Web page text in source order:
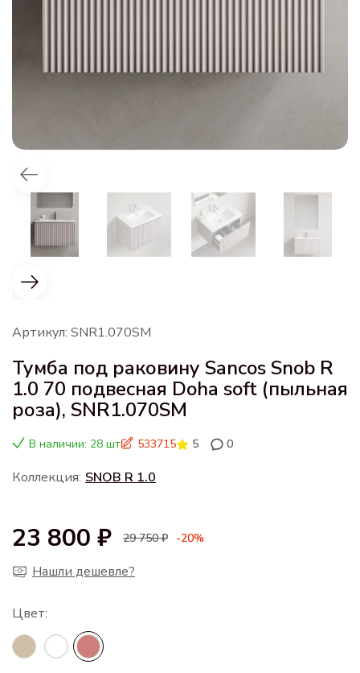
Артикул: SNR1.070SM
Тумба под раковину Sancos Snob R
1.0 70 подвесная Doha soft (пыльная
роза), SNR1.070SM
В наличии: 28 шт 533715 5 0
Коллекция: SNOB R 1.0
23 800 ₽ 29 750 ₽ -20%
Нашли дешевле?